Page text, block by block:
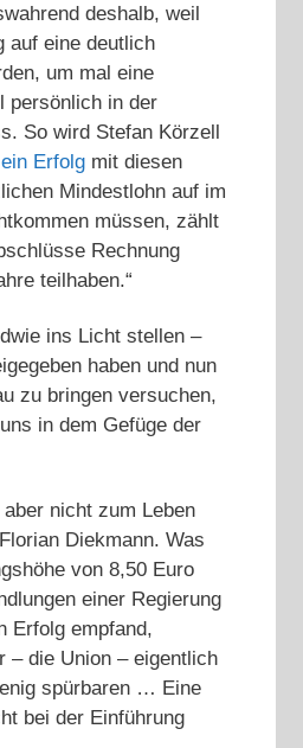
deshalb, weil
auf eine deutlich
um mal eine
persönlich in der
So wird Stefan Körzell
Erfolg mit diesen
Mindestlohn auf im
müssen, zählt
Rechnung
teilhaben.“
ins Licht stellen –
haben und nun
zu bringen versuchen,
in dem Gefüge der
nicht zum Leben
Florian Diekmann. Was
von 8,50 Euro
einer Regierung
Erfolg empfand,
– die Union – eigentlich
spürbaren … Eine
bei der Einführung